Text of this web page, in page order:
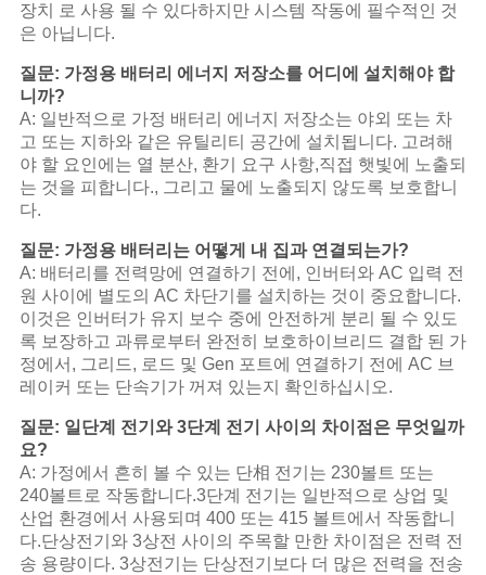
장치 로 사용 될 수 있다하지만 시스템 작동에 필수적인 것
은 아닙니다.
질문: 가정용 배터리 에너지 저장소를 어디에 설치해야 합
니까?
A: 일반적으로 가정 배터리 에너지 저장소는 야외 또는 차
고 또는 지하와 같은 유틸리티 공간에 설치됩니다. 고려해
야 할 요인에는 열 분산, 환기 요구 사항,직접 햇빛에 노출되
는 것을 피합니다., 그리고 물에 노출되지 않도록 보호합니
다.
질문: 가정용 배터리는 어떻게 내 집과 연결되는가?
A: 배터리를 전력망에 연결하기 전에, 인버터와 AC 입력 전
원 사이에 별도의 AC 차단기를 설치하는 것이 중요합니다.
이것은 인버터가 유지 보수 중에 안전하게 분리 될 수 있도
록 보장하고 과류로부터 완전히 보호하이브리드 결합 된 가
정에서, 그리드, 로드 및 Gen 포트에 연결하기 전에 AC 브
레이커 또는 단속기가 꺼져 있는지 확인하십시오.
질문: 일단계 전기와 3단계 전기 사이의 차이점은 무엇일까
요?
A: 가정에서 흔히 볼 수 있는 단相 전기는 230볼트 또는
240볼트로 작동합니다.3단계 전기는 일반적으로 상업 및
산업 환경에서 사용되며 400 또는 415 볼트에서 작동합니
다.단상전기와 3상전 사이의 주목할 만한 차이점은 전력 전
송 용량이다. 3상전기는 단상전기보다 더 많은 전력을 전송